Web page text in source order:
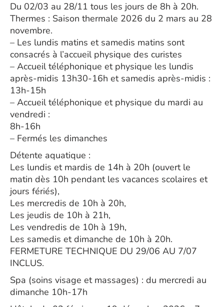
Du 02/03 au 28/11 tous les jours de 8h à 20h.
Thermes : Saison thermale 2026 du 2 mars au 28
novembre.
– Les lundis matins et samedis matins sont
consacrés à l’accueil physique des curistes
– Accueil téléphonique et physique les lundis
après-midis 13h30-16h et samedis après-midis :
13h-15h
– Accueil téléphonique et physique du mardi au
vendredi :
8h-16h
– Fermés les dimanches
Détente aquatique :
Les lundis et mardis de 14h à 20h (ouvert le
matin dès 10h pendant les vacances scolaires et
jours fériés),
Les mercredis de 10h à 20h,
Les jeudis de 10h à 21h,
Les vendredis de 10h à 19h,
Les samedis et dimanche de 10h à 20h.
FERMETURE TECHNIQUE DU 29/06 AU 7/07
INCLUS.
Spa (soins visage et massages) : du mercredi au
dimanche 10h-17h